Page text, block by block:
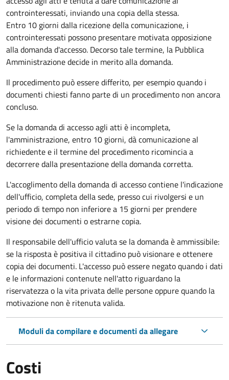
controinteressati, inviando una copia della stessa.
Entro 10 giorni dalla ricezione della comunicazione, i
controinteressati possono presentare motivata opposizione
alla domanda d'accesso. Decorso tale termine, la Pubblica
Amministrazione decide in merito alla domanda.
Il procedimento può essere differito, per esempio quando i
documenti chiesti fanno parte di un procedimento non ancora
concluso.
Se la domanda di accesso agli atti è incompleta,
l'amministrazione, entro 10 giorni, dà comunicazione al
richiedente e il termine del procedimento ricomincia a
decorrere dalla presentazione della domanda corretta.
L'accoglimento della domanda di accesso contiene l'indicazione
dell'ufficio, completa della sede, presso cui rivolgersi e un
periodo di tempo non inferiore a 15 giorni per prendere
visione dei documenti o estrarne copia.
Il responsabile dell'ufficio valuta se la domanda è ammissibile:
se la risposta è positiva il cittadino può visionare e ottenere
copia dei documenti. L'accesso può essere negato quando i dati
e le informazioni contenute nell'atto riguardano la
riservatezza o la vita privata delle persone oppure quando la
motivazione non è ritenuta valida.
Moduli da compilare e documenti da allegare
Costi